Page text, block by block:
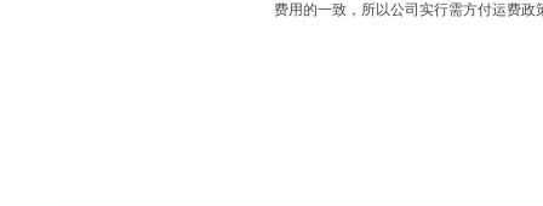
费用的一致，所以公司实行需方付运费政